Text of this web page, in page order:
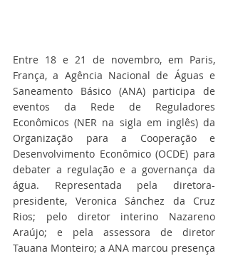
Entre 18 e 21 de novembro, em Paris,
França, a Agência Nacional de Águas e
Saneamento Básico (ANA) participa de
eventos da Rede de Reguladores
Econômicos (NER na sigla em inglês) da
Organização para a Cooperação e
Desenvolvimento Econômico (OCDE) para
debater a regulação e a governança da
água. Representada pela diretora-
presidente, Veronica Sánchez da Cruz
Rios; pelo diretor interino Nazareno
Araújo; e pela assessora de diretor
Tauana Monteiro; a ANA marcou presença